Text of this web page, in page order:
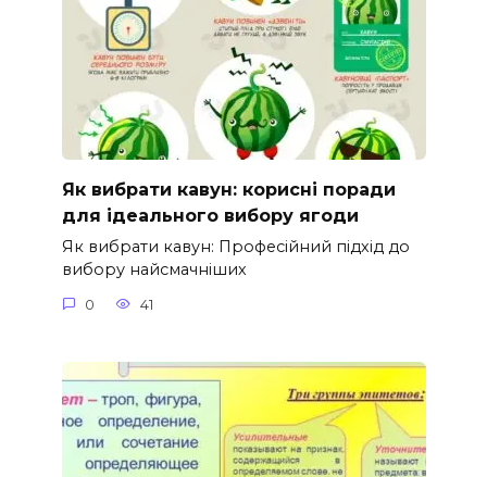
Як вибрати кавун: корисні поради
для ідеального вибору ягоди
Як вибрати кавун: Професійний підхід до
вибору найсмачніших
0 41